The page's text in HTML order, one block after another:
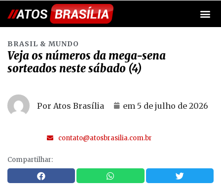
BRASIL & MUNDO
Veja os números da mega-sena
sorteados neste sábado (4)
Por Atos Brasília em 5 de julho de 2026
contato@atosbrasilia.com.br
Compartilhar: